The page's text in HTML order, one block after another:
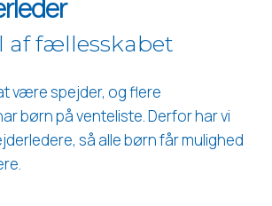
af fællesskabet
være spejder, og flere
børn på venteliste. Derfor har vi
så alle børn får mulighed